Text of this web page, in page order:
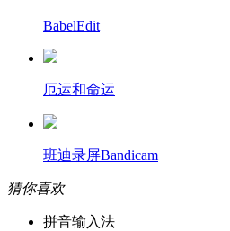
BabelEdit
厄运和命运
班迪录屏Bandicam
猜你喜欢
拼音输入法